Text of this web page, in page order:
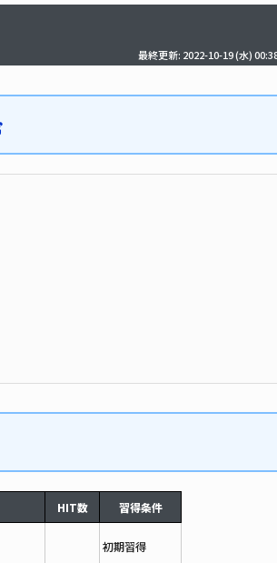
最終更新: 2022-10-19 (水)
HIT数 習得条件
初期習得